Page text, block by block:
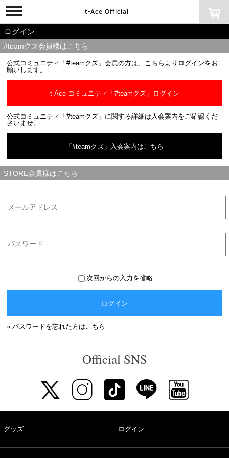
toggle
navigation
t-Ace Official
ログイン
#teamクズ会員様はこちら
公式コミュニティ「#teamクズ」会員の方は、こちらよりログインをお
願いします。
t-Ace コミュニティ「#teamクズ」ログイン
公式コミュニティ「#teamクズ」に関する詳細は入会案内をご確認くだ
さいませ。
「#teamクズ」入会案内はこちら
STORE会員様はこちら
次回からの入力を省略
ログイン
» パスワードを忘れた方はこちら
Official SNS
グッズ ログイン